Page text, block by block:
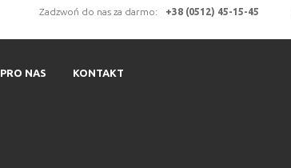
Zadzwoń do nas za darmo: +38 (0512) 45-15-45
PRO NAS KONTAKT